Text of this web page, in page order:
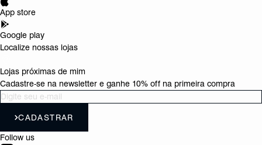
App store
Google play
Localize nossas lojas
Lojas próximas de mim
Cadastre-se na newsletter e ganhe 10% off na primeira compra
CADASTRAR
Follow us